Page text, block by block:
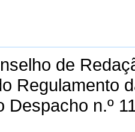
de
Regulamento
Despacho n.º